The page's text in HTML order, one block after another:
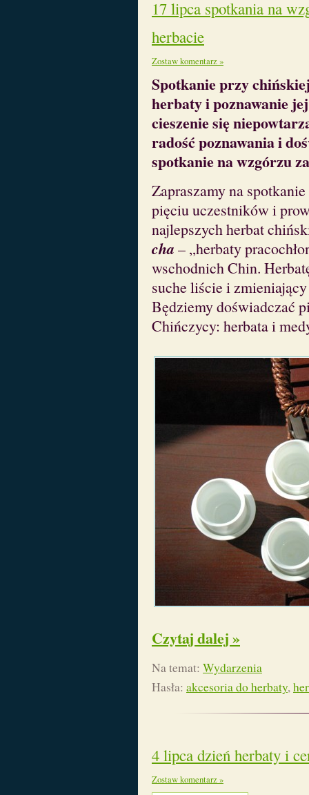
17 lipca spotkania na
herbacie
Zostaw komentarz »
Spotkanie przy
herbaty i poznawanie
cieszenie się
radość poznawania i
spotkanie na wzgórzu
Zapraszamy na
pięciu uczestników i
najlepszych herbat
cha – „herbaty
wschodnich Chin.
suche liście i
Będziemy doświadczać
Chińczycy: herbata i
Czytaj dalej »
Na temat: Wydarzenia
Hasła: akcesoria do herbaty,
4 lipca dzień herbaty i
Zostaw komentarz »